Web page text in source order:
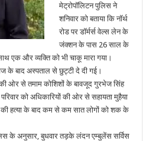
मेट्रोपॉलिटन पुलिस ने
शनिवार को बताया कि नॉर्थ
रोड पर डॉर्मर्स वेल्स लेन के
जंक्शन के पास 26 साल के
एक और व्यक्ति को भी चाकू मारा गया।
के बाद अस्पताल से छुट्टी दे दी गई।
की ओर से तमाम कोशिशों के बावजूद गुरभेज सिंह
को अधिकारियों की ओर से सहायता मुहैया
की हत्या के बाद कम से कम सात लोगों को शक के
के अनुसार, बुधवार तड़के लंदन एम्बुलेंस सर्विस